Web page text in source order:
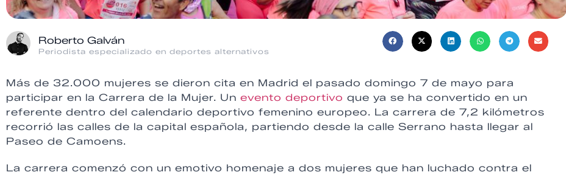
Roberto Galván
Periodista especializado en deportes alternativos
Más de 32.000 mujeres se dieron cita en Madrid el pasado domingo 7 de mayo para
participar en la Carrera de la Mujer. Un evento deportivo que ya se ha convertido en un
referente dentro del calendario deportivo femenino europeo. La carrera de 7,2 kilómetros
recorrió las calles de la capital española, partiendo desde la calle Serrano hasta llegar al
Paseo de Camoens.
La carrera comenzó con un emotivo homenaje a dos mujeres que han luchado contra el